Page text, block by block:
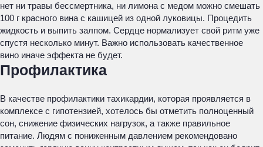
нет ни травы бессмертника, ни лимона с медом можно смешать
100 г красного вина с кашицей из одной луковицы. Процедить
жидкость и выпить залпом. Сердце нормализует свой ритм уже
спустя несколько минут. Важно использовать качественное
вино иначе эффекта не будет.
Профилактика
В качестве профилактики тахикардии, которая проявляется в
комплексе с гипотензией, хотелось бы отметить полноценный
сон, снижение физических нагрузок, а также правильное
питание. Людям с пониженным давлением рекомендовано